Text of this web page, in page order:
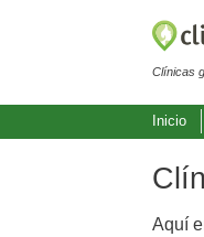
Clínicas
Inicio
Aquí